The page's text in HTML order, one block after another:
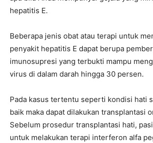
hepatitis E.
Beberapa jenis obat atau terapi untuk
penyakit hepatitis E dapat berupa
imunosupresi yang terbukti mampu
virus di dalam darah hingga 30 persen.
Pada kasus tertentu seperti kondisi hati
baik maka dapat dilakukan transplantasi
Sebelum prosedur transplantasi hati,
untuk melakukan terapi interferon alfa